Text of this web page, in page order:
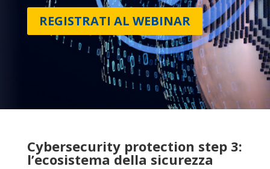
REGISTRATI AL WEBINAR
Cybersecurity protection step 3:
l’ecosistema della sicurezza